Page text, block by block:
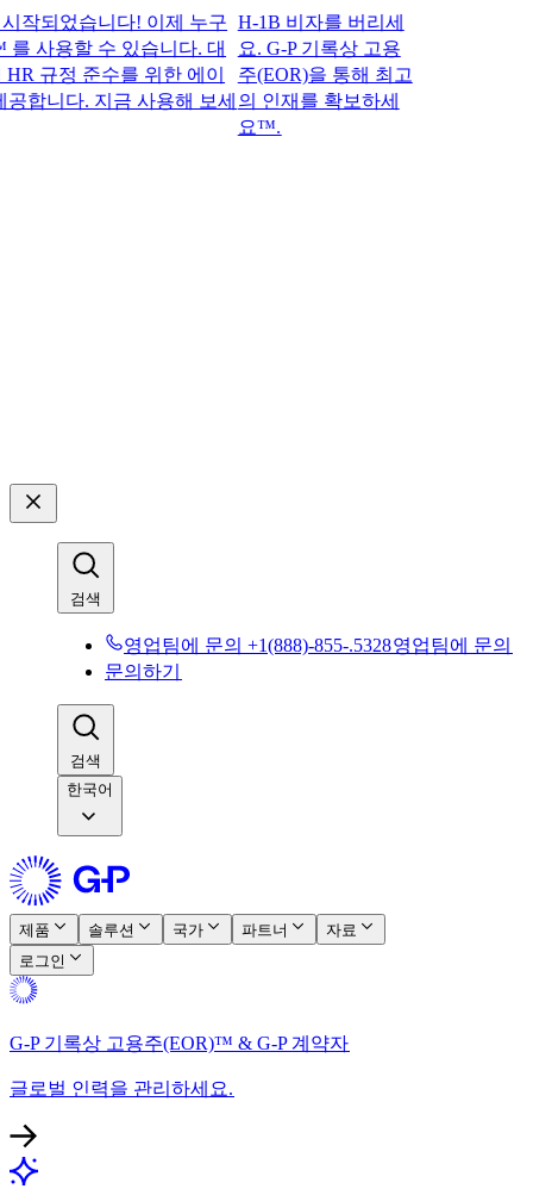
었습니다! 이제 누구
용할 수 있습니다. 대
정 준수를 위한 에이
다. 지금 사용해 보세
H-1B 비자를 버리세
요. G-P 기록상 고용
주(EOR)을 통해 최고
의 인재를 확보하세
요™.​​
검색​​
영업팀에 문의 +1(888)-855-.5328​​영업팀에 문의​​
문의하기​​
검색​​
한국어
제품​​ 솔루션​​ 국가​​ 파트너​​
자료​​
로그인​​
G-P 기록상 고용주(EOR)™ & G-P 계약자​​
글로벌 인력을 관리하세요.​​